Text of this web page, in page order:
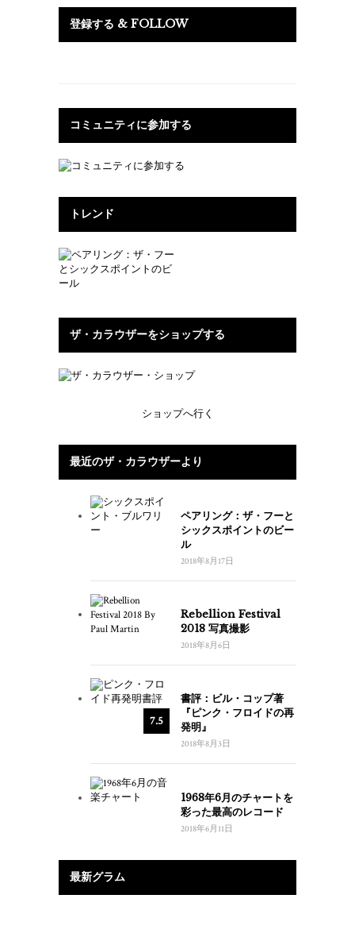
登録する & FOLLOW
コミュニティに参加する
トレンド
ザ・カラウザーをショップする
ショップへ行く
最近のザ・カラウザーより
ペアリング：ザ・フーと
シックスポイントのビー
ル
2018年8月17日
Rebellion Festival
2018 写真撮影
2018年8月6日
7.5
書評：ビル・コップ著
『ピンク・フロイドの再
発明』
2018年8月3日
1968年6月のチャートを
彩った最高のレコード
2018年6月11日
最新グラム